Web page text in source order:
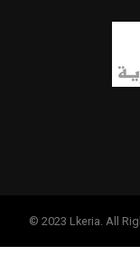
© 2023 Lkeria. All